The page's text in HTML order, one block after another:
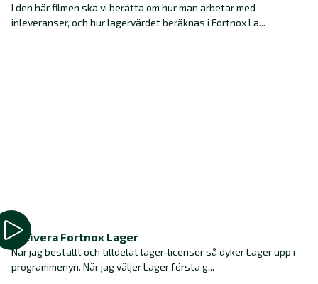
I den här filmen ska vi berätta om hur man arbetar med
inleveranser, och hur lagervärdet beräknas i Fortnox La...
Aktivera Fortnox Lager
När jag beställt och tilldelat lager-licenser så dyker Lager upp i
programmenyn. När jag väljer Lager första g...